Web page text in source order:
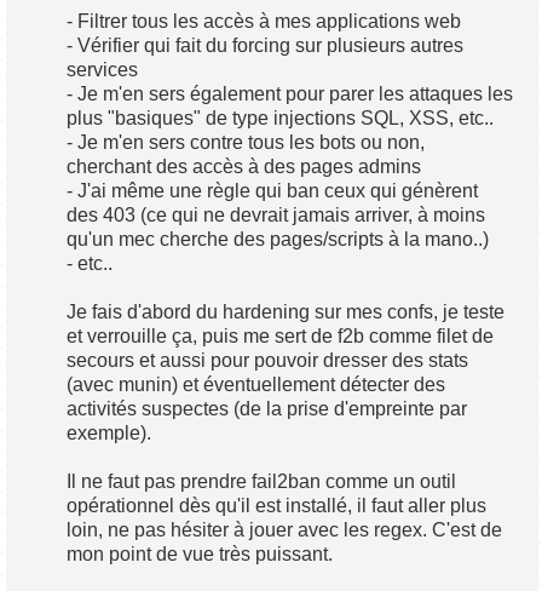
- Filtrer tous les accès à mes applications web
- Vérifier qui fait du forcing sur plusieurs autres
services
- Je m'en sers également pour parer les attaques les
plus "basiques" de type injections SQL, XSS, etc..
- Je m'en sers contre tous les bots ou non,
cherchant des accès à des pages admins
- J'ai même une règle qui ban ceux qui génèrent
des 403 (ce qui ne devrait jamais arriver, à moins
qu'un mec cherche des pages/scripts à la mano..)
- etc..
Je fais d'abord du hardening sur mes confs, je teste
et verrouille ça, puis me sert de f2b comme filet de
secours et aussi pour pouvoir dresser des stats
(avec munin) et éventuellement détecter des
activités suspectes (de la prise d'empreinte par
exemple).
Il ne faut pas prendre fail2ban comme un outil
opérationnel dès qu'il est installé, il faut aller plus
loin, ne pas hésiter à jouer avec les regex. C'est de
mon point de vue très puissant.